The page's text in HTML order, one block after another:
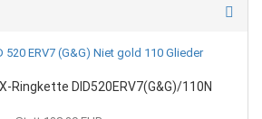
Ringkette DID520ERV7(G&G)/110N